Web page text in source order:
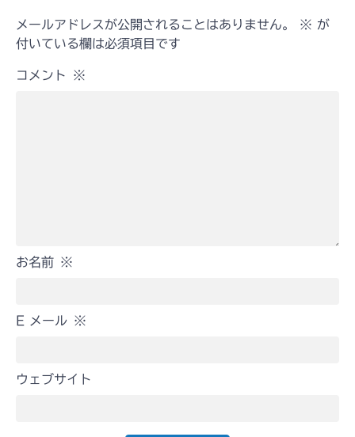
メールアドレスが公開されることはありません。 ※ が
付いている欄は必須項目です
コメント ※
お名前 ※
E メール ※
ウェブサイト